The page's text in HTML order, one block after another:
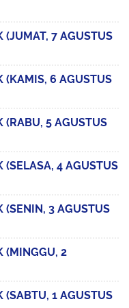
(JUMAT, 7 AGUSTUS
(KAMIS, 6 AGUSTUS
(RABU, 5 AGUSTUS
(SELASA, 4 AGUSTUS
(SENIN, 3 AGUSTUS
(MINGGU, 2
(SABTU, 1 AGUSTUS